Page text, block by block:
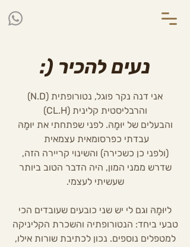
:) נעים להכיר
אני דנה נקר פוגל, נטורופתית (N.D)
והרבליסטית קלינית (CL.H)
והבעלים של יוּמָהּ. לפני שפתחתי את יוּמָהּ
עבדתי כפרסומאית עצמאית
(ולפני כן כשכירה) והשינוי קריירה הזה,
שדרש ממני המון, היה הדבר הטוב ביותר
שעשיתי לעצמי.
ליוּמָהּ וגם לי יש שני כובעים שעובדים הכי
טבעי ביחד: הנטורופתיה והשכרת הקליניקה
למטפלים נוספים. נכון לכתיבת שורות אילו,